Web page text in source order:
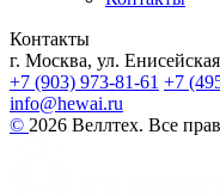
Контакты
г. Москва, ул.
+7 (903) 973-81-61 +7
info@hewai.ru
© 2026 Веллтех. Все